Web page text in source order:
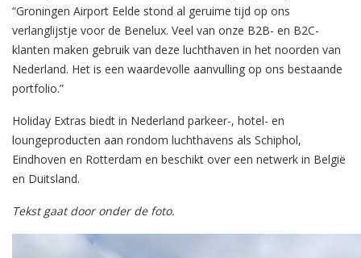
“Groningen Airport Eelde stond al geruime tijd op ons
verlanglijstje voor de Benelux. Veel van onze B2B- en B2C-
klanten maken gebruik van deze luchthaven in het noorden van
Nederland. Het is een waardevolle aanvulling op ons bestaande
portfolio.”
Holiday Extras biedt in Nederland parkeer-, hotel- en
loungeproducten aan rondom luchthavens als Schiphol,
Eindhoven en Rotterdam en beschikt over een netwerk in België
en Duitsland.
Tekst gaat door onder de foto.